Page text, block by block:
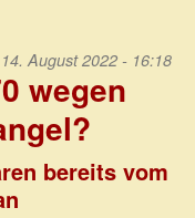
August 2022 - 16:18
wegen
bereits vom